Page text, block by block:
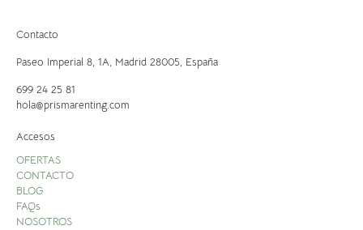
Contacto
Paseo Imperial 8, 1A, Madrid 28005, España
699 24 25 81
hola@prismarenting.com
Accesos
OFERTAS
CONTACTO
BLOG
FAQs
NOSOTROS